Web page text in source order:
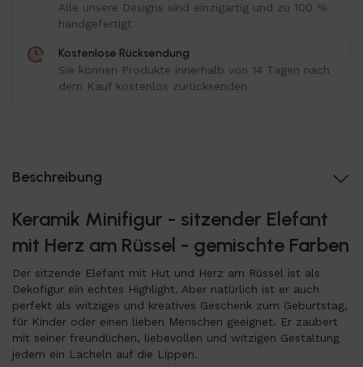
Alle unsere Designs sind einzigartig und zu 100 %
handgefertigt
Kostenlose Rücksendung
Sie können Produkte innerhalb von 14 Tagen nach
dem Kauf kostenlos zurücksenden
Beschreibung
Keramik Minifigur - sitzender Elefant
mit Herz am Rüssel - gemischte Farben
Der sitzende Elefant mit Hut und Herz am Rüssel ist als
Dekofigur ein echtes Highlight. Aber natürlich ist er auch
perfekt als witziges und kreatives Geschenk zum Geburtstag,
für Kinder oder einen lieben Menschen geeignet. Er zaubert
mit seiner freundlichen, liebevollen und witzigen Gestaltung
jedem ein Lächeln auf die Lippen.